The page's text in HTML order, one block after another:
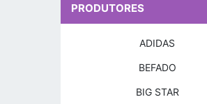
PRODUTORES
ADIDAS
BEFADO
BIG STAR